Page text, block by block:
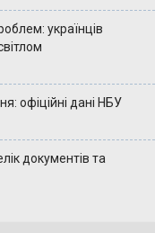
українців
офіційні дані НБУ
документів та